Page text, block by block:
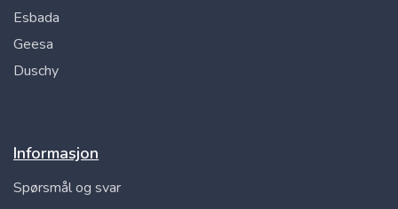
Esbada
Geesa
Duschy
Informasjon
Spørsmål og svar